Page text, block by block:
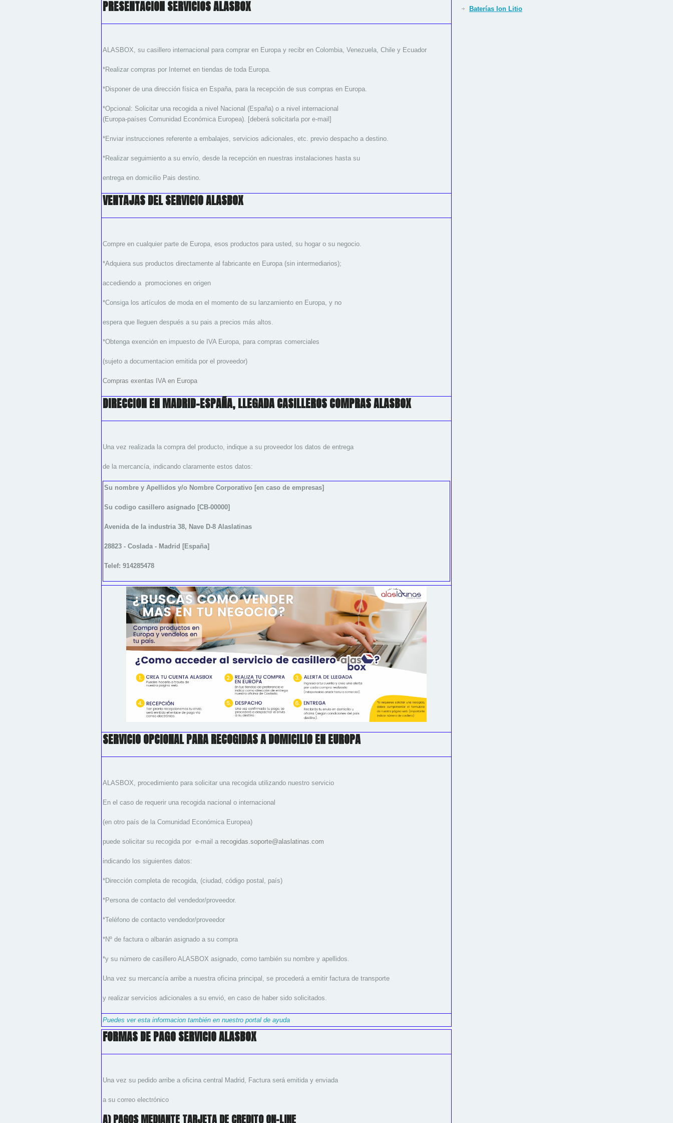
PRESENTACION SERVICIOS ALASBOX
ALASBOX, su casillero internacional para comprar en Europa y recibr en Colombia, Venezuela, Chile y Ecuador
*Realizar compras por Internet en tiendas de toda Europa.
*Disponer de una dirección física en España, para la recepción de sus compras en Europa.
*Opcional: Solicitar una recogida a nivel Nacional (España) o a nivel internacional
(Europa-países Comunidad Económica Europea). [deberá solicitarla por e-mail]
*Enviar instrucciones referente a embalajes, servicios adicionales, etc. previo despacho a destino.
*Realizar seguimiento a su envío, desde la recepción en nuestras instalaciones hasta su
entrega en domicilio Pais destino.
VENTAJAS DEL SERVICIO ALASBOX
Compre en cualquier parte de Europa, esos productos para usted, su hogar o su negocio.
*Adquiera sus productos directamente al fabricante en Europa (sin intermediarios);
accediendo a promociones en origen
*Consiga los artículos de moda en el momento de su lanzamiento en Europa, y no
espera que lleguen después a su pais a precios más altos.
*Obtenga exención en impuesto de IVA Europa, para compras comerciales
(sujeto a documentacion emitida por el proveedor)
Compras exentas IVA en Europa
DIRECCION EN MADRID-ESPAÑA, LLEGADA CASILLEROS COMPRAS ALASBOX
Una vez realizada la compra del producto, indique a su proveedor los datos de entrega
de la mercancía, indicando claramente estos datos:
Su nombre y Apellidos y/o Nombre Corporativo [en caso de empresas]
Su codigo casillero asignado [CB-00000]
Avenida de la industria 38, Nave D-8 Alaslatinas
28823 - Coslada - Madrid [España]
Telef: 914285478
SERVICIO OPCIONAL PARA RECOGIDAS A DOMICILIO EN EUROPA
ALASBOX, procedimiento para solicitar una recogida utilizando nuestro servicio
En el caso de requerir una recogida nacional o internacional
(en otro país de la Comunidad Económica Europea)
puede solicitar su recogida por e-mail a recogidas.soporte@alaslatinas.com
indicando los siguientes datos:
*Dirección completa de recogida, (ciudad, código postal, país)
*Persona de contacto del vendedor/proveedor.
*Teléfono de contacto vendedor/proveedor
*Nº de factura o albarán asignado a su compra
*y su número de casillero ALASBOX asignado, como también su nombre y apellidos.
Una vez su mercancía arribe a nuestra oficina principal, se procederá a emitir factura de transporte
y realizar servicios adicionales a su envió, en caso de haber sido solicitados.
Puedes ver esta informacion también en nuestro portal de ayuda
FORMAS DE PAGO SERVICIO ALASBOX
Una vez su pedido arribe a oficina central Madrid, Factura será emitida y enviada
a su correo electrónico
A) PAGOS MEDIANTE TARJETA DE CREDITO ON-LINE
Baterías Ion Litio